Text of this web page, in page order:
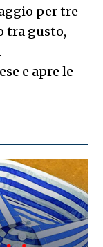
per tre
tra gusto,
e apre le